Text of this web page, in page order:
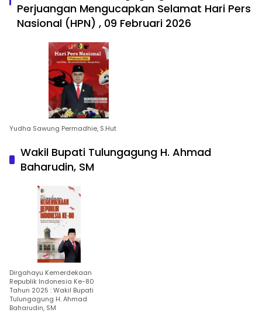
Perjuangan Mengucapkan Selamat Hari Pers
Nasional (HPN) , 09 Februari 2026
Yudha Sawung Permadhie, S.Hut
Wakil Bupati Tulungagung H. Ahmad
Baharudin, SM
Dirgahayu Kemerdekaan
Republik Indonesia Ke-80
Tahun 2025 : Wakil Bupati
Tulungagung H. Ahmad
Baharudin, SM